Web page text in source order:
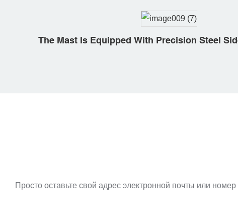
The Mast Is Equipped With Precision Steel
Просто оставьте свой адрес электронной почты или